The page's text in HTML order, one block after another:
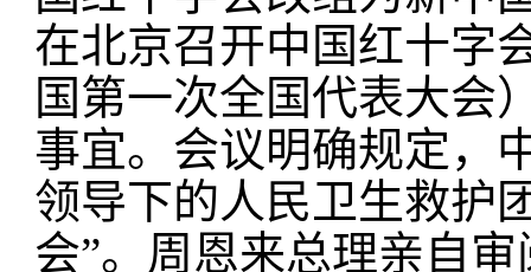
在北京召开中国红十字
国第一次全国代表大会
事宜。会议明确规定，
领导下的人民卫生救护
会”。周恩来总理亲自